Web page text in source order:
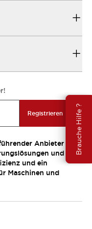
Brauche Hilfe ?
Registrieren
Anbieter
und
und ein
Maschinen und